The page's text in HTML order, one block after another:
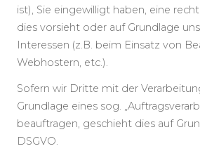
ist), Sie eingewilligt haben, eine
dies vorsieht oder auf Grundlage
Interessen (z.B. beim Einsatz von
Webhostern, etc.).
Sofern wir Dritte mit der
Grundlage eines sog.
beauftragen, geschieht dies auf
DSGVO.